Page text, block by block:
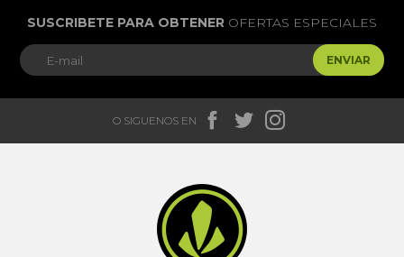
SUSCRIBETE PARA OBTENER OFERTAS ESPECIALES
ENVIAR
O SIGUENOS EN   
